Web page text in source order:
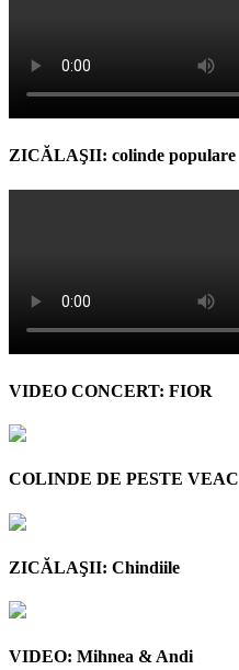
ZICĂLAŞII: colinde populare
VIDEO CONCERT: FIOR
COLINDE DE PESTE VEAC
ZICĂLAŞII: Chindiile
VIDEO: Mihnea & Andi